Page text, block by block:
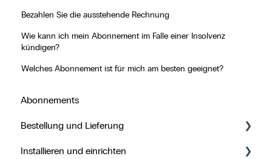
Bezahlen Sie die ausstehende Rechnung
Wie kann ich mein Abonnement im Falle einer Insolvenz
kündigen?
Welches Abonnement ist für mich am besten geeignet?
Abonnements
Bestellung und Lieferung
Track & Trace
Installieren und einrichten